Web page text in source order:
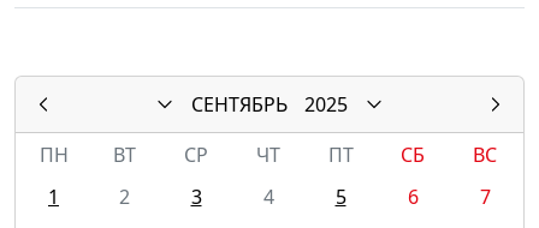
СЕНТЯБРЬ
2025
ПН
ВТ СР ЧТ ПТ СБ
ВС
1
2 3 4 5 6
7